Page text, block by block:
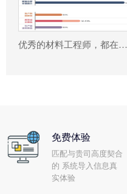
优秀的材料工程师，都在跟这个新朋友打交道!
免费体验
匹配与贵司高度契合
的 系统导入信息真
实体验